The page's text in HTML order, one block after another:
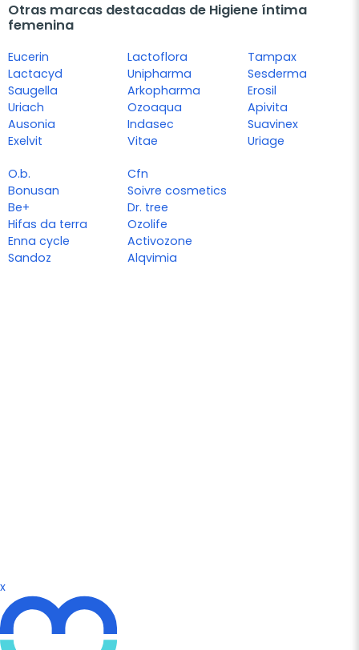
Otras marcas destacadas de Higiene íntima
femenina
Eucerin
Lactacyd
Saugella
Uriach
Ausonia
Exelvit
Lactoflora
Unipharma
Arkopharma
Ozoaqua
Indasec
Vitae
Tampax
Sesderma
Erosil
Apivita
Suavinex
Uriage
O.b.
Bonusan
Be+
Hifas da terra
Enna cycle
Sandoz
Cfn
Soivre cosmetics
Dr. tree
Ozolife
Activozone
Alqvimia
x